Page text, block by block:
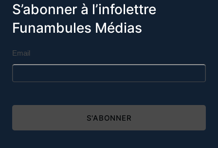
S’abonner à l’infolettre
Funambules Médias
Email
S'ABONNER